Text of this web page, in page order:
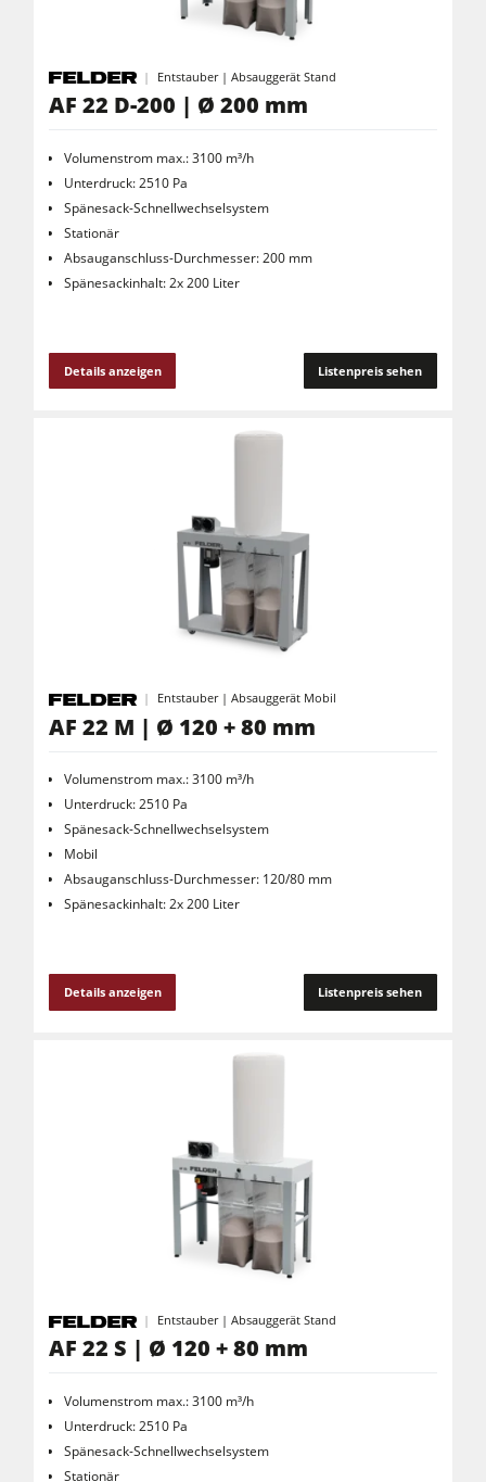
Entstauber | Absauggerät Stand
AF 22 D-200 | Ø 200 mm
Volumenstrom max.: 3100 m³/h
Unterdruck: 2510 Pa
Spänesack-Schnellwechselsystem
Stationär
Absauganschluss-Durchmesser: 200 mm
Spänesackinhalt: 2x 200 Liter
Details anzeigen Listenpreis sehen
Entstauber | Absauggerät Mobil
AF 22 M | Ø 120 + 80 mm
Volumenstrom max.: 3100 m³/h
Unterdruck: 2510 Pa
Spänesack-Schnellwechselsystem
Mobil
Absauganschluss-Durchmesser: 120/80 mm
Spänesackinhalt: 2x 200 Liter
Details anzeigen Listenpreis sehen
Entstauber | Absauggerät Stand
AF 22 S | Ø 120 + 80 mm
Volumenstrom max.: 3100 m³/h
Unterdruck: 2510 Pa
Spänesack-Schnellwechselsystem
Stationär